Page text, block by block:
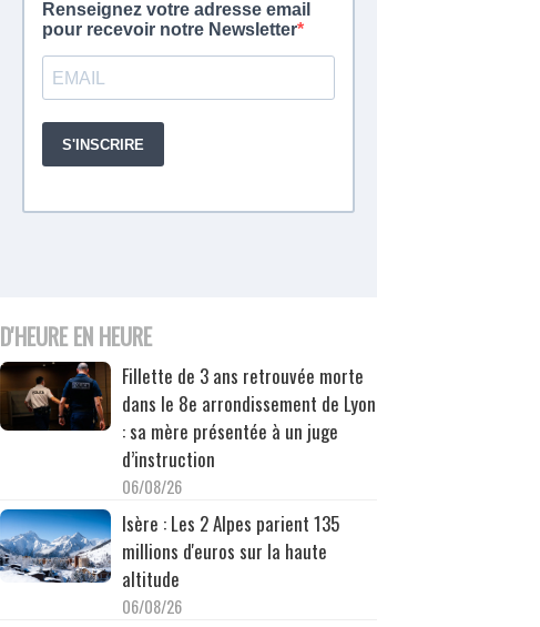
D'HEURE EN HEURE
Fillette de 3 ans retrouvée morte
dans le 8e arrondissement de Lyon
: sa mère présentée à un juge
d’instruction
06/08/26
Isère : Les 2 Alpes parient 135
millions d'euros sur la haute
altitude
06/08/26